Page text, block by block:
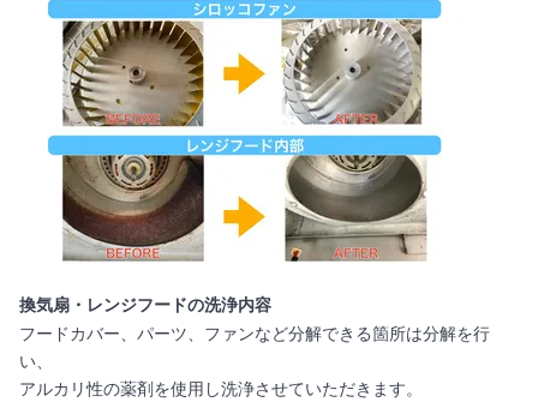
換気扇・レンジフードの洗浄内容
フードカバー、パーツ、ファンなど分解できる箇所は分解を行
い、
アルカリ性の薬剤を使用し洗浄させていただきます。